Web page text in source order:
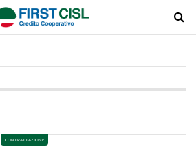
CONTRATTAZIONE